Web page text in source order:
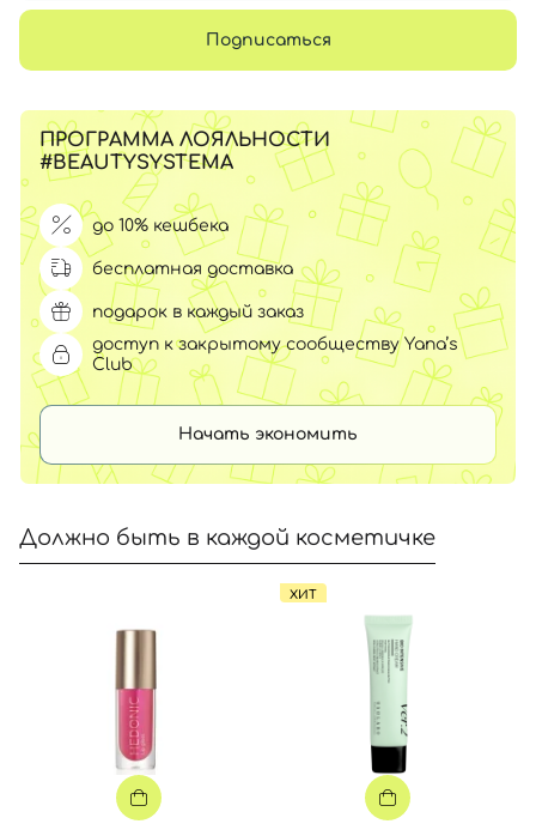
Подписаться
ПРОГРАММА ЛОЯЛЬНОСТИ
#BEAUTYSYSTEMA
до 10% кешбека
бесплатная доставка
подарок в каждый заказ
доступ к закрытому сообществу Yana’s
Club
Начать экономить
Должно быть в каждой косметичке
ХИТ